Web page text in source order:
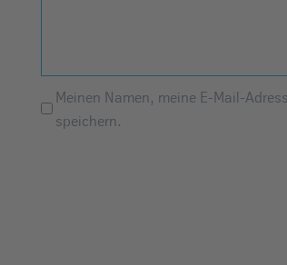
Meinen Namen, meine E-Mail-
speichern.